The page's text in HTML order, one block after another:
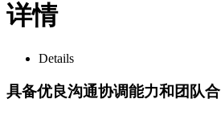
详情
Details
具备优良沟通协调能力和团队合